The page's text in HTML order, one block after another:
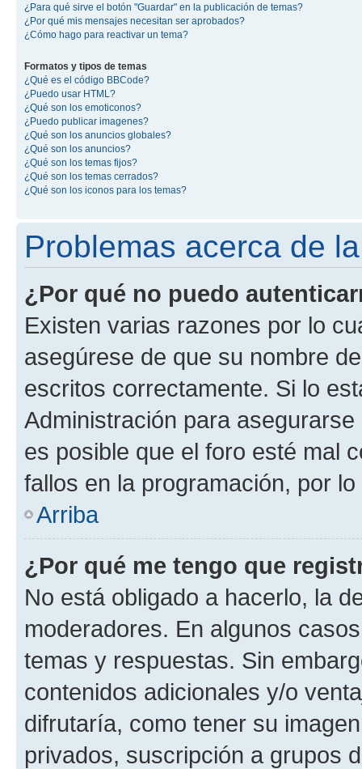
¿Para qué sirve el botón "Guardar" en la publicación de temas?
¿Por qué mis mensajes necesitan ser aprobados?
¿Cómo hago para reactivar un tema?
Formatos y tipos de temas
¿Qué es el código BBCode?
¿Puedo usar HTML?
¿Qué son los emoticonos?
¿Puedo publicar imagenes?
¿Qué son los anuncios globales?
¿Qué son los anuncios?
¿Qué son los temas fijos?
¿Qué son los temas cerrados?
¿Qué son los iconos para los temas?
Problemas acerca de
¿Por qué no puedo
Existen varias razones por lo
asegúrese de que su nombre
escritos correctamente. Si lo
Administración para
es posible que el foro esté mal
fallos en la programación, por
Arriba
¿Por qué me tengo que
No está obligado a hacerlo, la
moderadores. En algunos
temas y respuestas. Sin
contenidos adicionales y/o
difrutaría, como tener su
privados, suscripción a grupos